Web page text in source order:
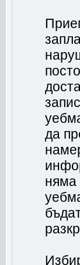
да
няма